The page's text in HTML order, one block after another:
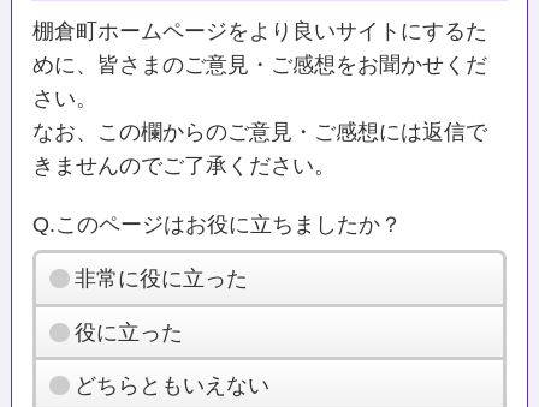
棚倉町ホームページをより良いサイトにするた
めに、皆さまのご意見・ご感想をお聞かせくだ
さい。
なお、この欄からのご意見・ご感想には返信で
きませんのでご了承ください。
Q.このページはお役に立ちましたか？
非常に役に立った
役に立った
どちらともいえない